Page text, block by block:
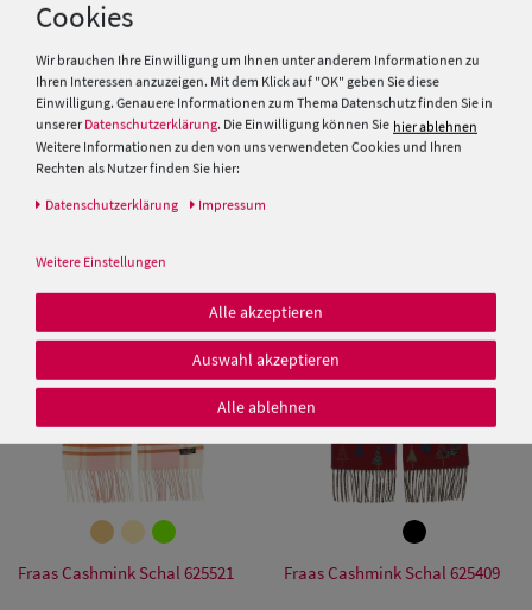
FRAAS Mütze ohne Fransen
Fraas Cashmink Schal 625521 Fraas Cashmink Schal 625409
Cookies
Wir brauchen Ihre Einwilligung um Ihnen unter anderem Informationen zu
Ihren Interessen anzuzeigen. Mit dem Klick auf "OK" geben Sie diese
Einwilligung. Genauere Informationen zum Thema Datenschutz finden Sie in
unserer Datenschutzerklärung. Die Einwilligung können Sie hier ablehnen
Weitere Informationen zu den von uns verwendeten Cookies und Ihren
Rechten als Nutzer finden Sie hier:
Daten­schutz­erklärung Impressum
Weitere Einstellungen
Alle akzeptieren
Auswahl akzeptieren
Alle ablehnen